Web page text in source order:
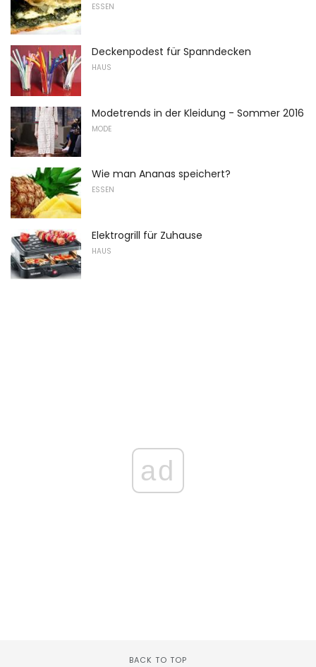
ESSEN
Deckenpodest für Spanndecken
HAUS
Modetrends in der Kleidung - Sommer 2016
MODE
Wie man Ananas speichert?
ESSEN
Elektrogrill für Zuhause
HAUS
ad
BACK TO TOP